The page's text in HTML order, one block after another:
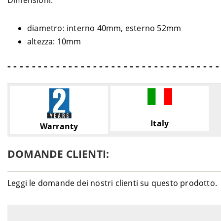
diametro: interno 40mm, esterno 52mm
altezza: 10mm
- - - - - - - - - - - - - - - - - - - - - - - - - - - - - - - - - - -
Warranty Italy
DOMANDE CLIENTI:
Leggi le domande dei nostri clienti su questo prodotto.